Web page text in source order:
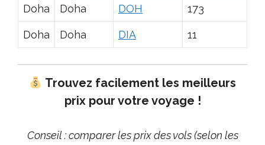
Doha Doha DOH 173
Doha Doha DIA 11
Trouvez facilement les meilleurs
prix pour votre voyage !
Conseil : comparer les prix des vols (selon les